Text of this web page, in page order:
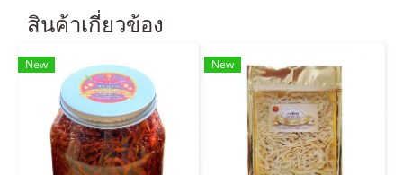
สินค้าเกี่ยวข้อง
New New